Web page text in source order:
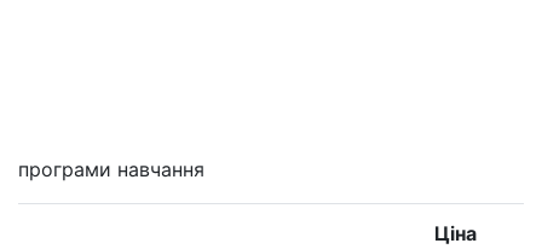
програми навчання
Ціна